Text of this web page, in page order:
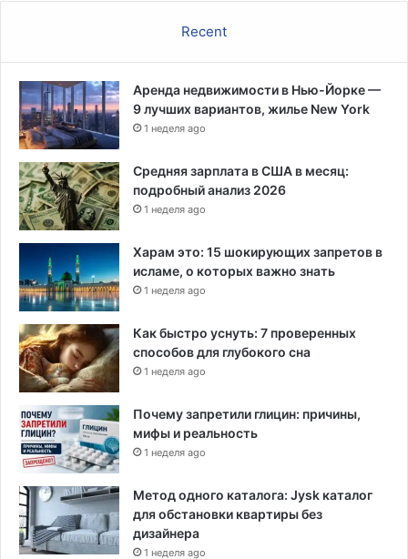
х
в
а
т
к
о
й
д
е
с
к
х
с
е
е
й
Recent
Аренда недвижимости в Нью-Йорке —
9 лучших вариантов, жилье New York
1 неделя ago
Средняя зарплата в США в месяц:
подробный анализ 2026
1 неделя ago
Харам это: 15 шокирующих запретов в
исламе, о которых важно знать
1 неделя ago
Как быстро уснуть: 7 проверенных
способов для глубокого сна
1 неделя ago
Почему запретили глицин: причины,
мифы и реальность
1 неделя ago
Метод одного каталога: Jysk каталог
для обстановки квартиры без
дизайнера
1 неделя ago